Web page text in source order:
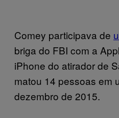
Comey participava de
briga do FBI com a
iPhone do atirador de
matou 14 pessoas em
dezembro de 2015.